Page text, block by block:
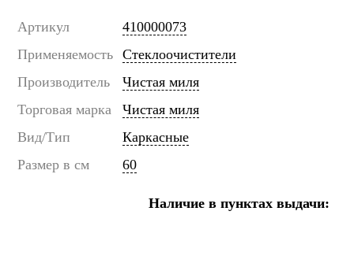
Артикул
410000073
Применяемость Стеклоочистители
Производитель
Чистая миля
Торговая марка
Чистая миля
Вид/Тип
Каркасные
Размер в см
60
Наличие в пунктах выдачи: